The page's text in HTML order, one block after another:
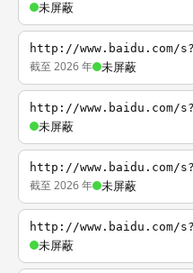
未屏蔽
http://www.baidu.com/
截至 2026 年 未屏蔽
http://www.baidu.com/
未屏蔽
http://www.baidu.com/
截至 2026 年 未屏蔽
http://www.baidu.com/
未屏蔽